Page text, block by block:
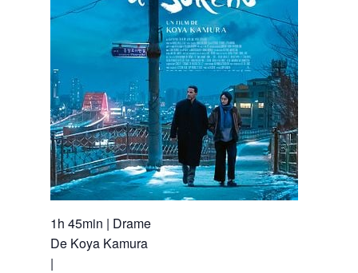
1h 45min | Drame
DeKoya Kamura
|